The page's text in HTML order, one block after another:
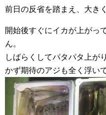
前日の反省を踏まえ、大き
開始後すぐにイカが上がっ
ん。
しばらくしてパタパタ上が
かず期待のアジも全く浮い